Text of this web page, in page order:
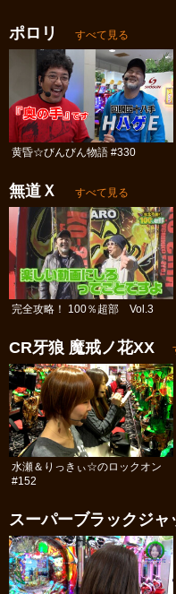
ポロリ すべて見る
黄昏☆びんびん物語 #330
無道Ｘ すべて見る
完全攻略！ 100％超部 Vol.3
CR牙狼 魔戒ノ花XX
水瀬＆りっきぃ☆のロックオン
#152
スーパーブラックジャ